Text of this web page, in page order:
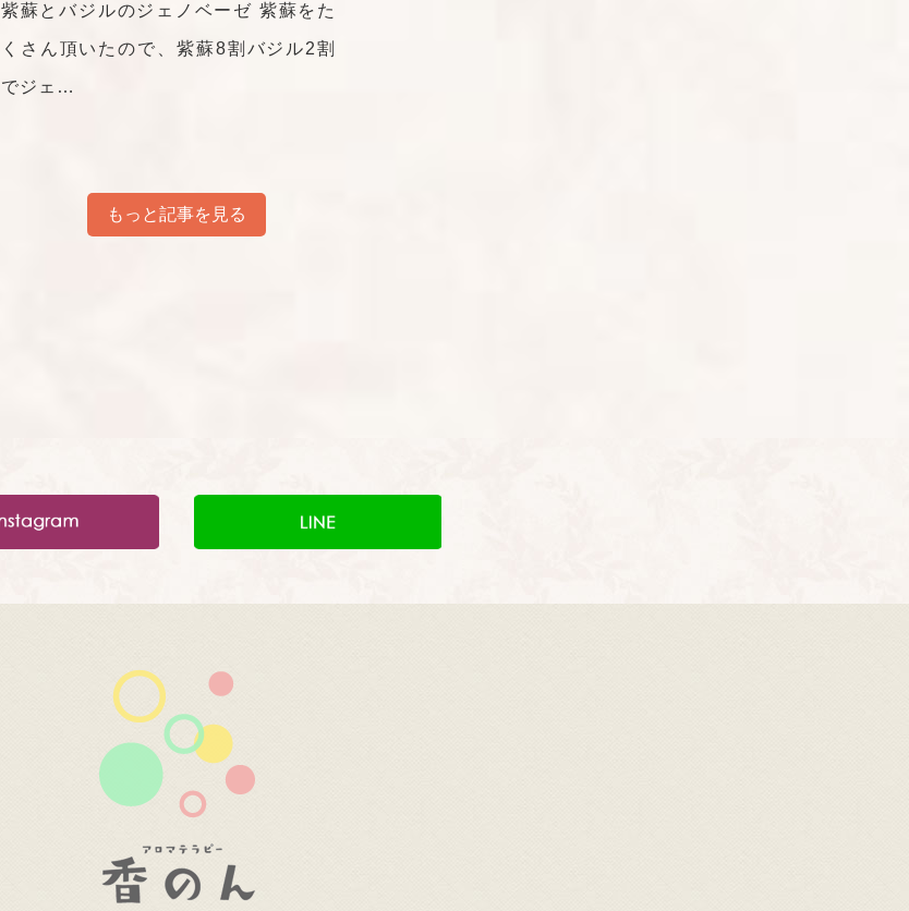
紫蘇とバジルのジェノベーゼ 紫蘇をた
くさん頂いたので、紫蘇8割バジル2割
でジェ…
もっと記事を見る